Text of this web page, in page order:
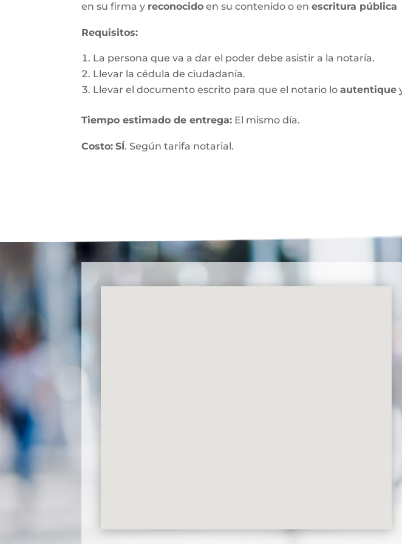
en su firma y reconocido en su contenido o enescritura pública
Requisitos:
La persona que va a dar el poder debe asistir a la notaría.
Llevar la cédula de ciudadanía.
Llevar el documento escrito para que el notario loautentique
Tiempo estimado de entrega: El mismo día.
Costo: SÍ. Según tarifa notarial.